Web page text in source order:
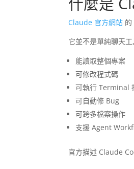
Claude 官方網站
它並不是單純聊天工
能讀取整個專案
可修改程式碼
可執行 Terminal
可自動修 Bug
可跨多檔案操作
支援 Agent
官方描述 Claude